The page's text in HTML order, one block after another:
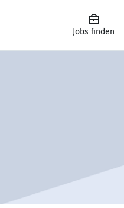
Jobs finden